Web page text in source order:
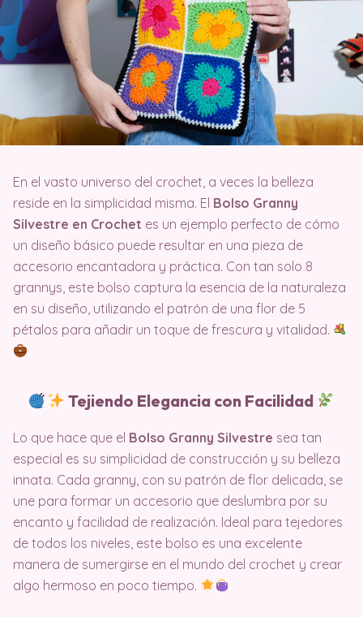
En el vasto universo del crochet, a veces la belleza
reside en la simplicidad misma. El Bolso Granny
Silvestre en Crochet es un ejemplo perfecto de cómo
un diseño básico puede resultar en una pieza de
accesorio encantadora y práctica. Con tan solo 8
grannys, este bolso captura la esencia de la naturaleza
en su diseño, utilizando el patrón de una flor de 5
pétalos para añadir un toque de frescura y vitalidad.
Tejiendo Elegancia con Facilidad
Lo que hace que el Bolso Granny Silvestre sea tan
especial es su simplicidad de construcción y su belleza
innata. Cada granny, con su patrón de flor delicada, se
une para formar un accesorio que deslumbra por su
encanto y facilidad de realización. Ideal para tejedores
de todos los niveles, este bolso es una excelente
manera de sumergirse en el mundo del crochet y crear
algo hermoso en poco tiempo.